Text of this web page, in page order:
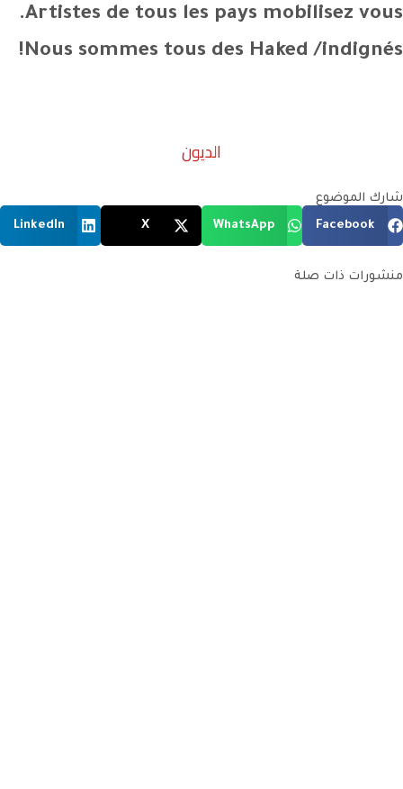
Artistes de tous les pays mobilisez vous.
Nous sommes tous des Haked /indignés!
الديون
شارك الموضوع
Facebook
WhatsApp
X
LinkedIn
منشورات ذات صلة